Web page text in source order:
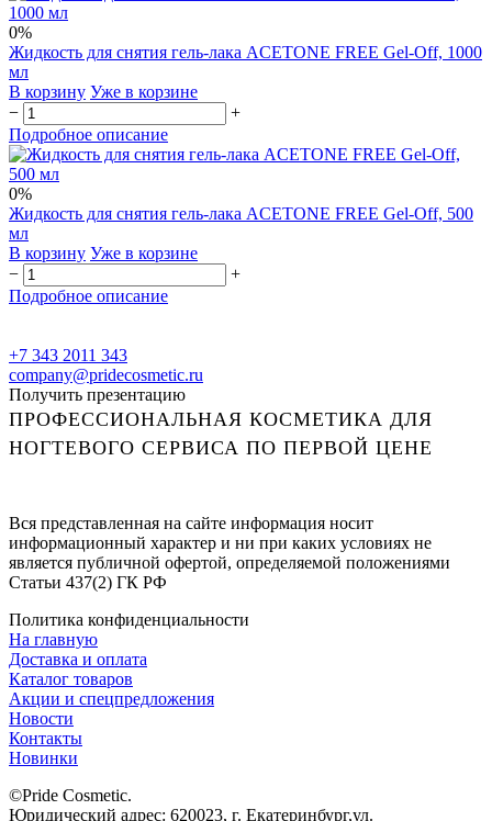
0%
Жидкость для снятия гель-лака ACETONE FREE Gel-Off, 1000
мл
В корзину Уже в корзине
−
+
Подробное описание
0%
Жидкость для снятия гель-лака ACETONE FREE Gel-Off, 500
мл
В корзину Уже в корзине
−
+
Подробное описание
+7 343 2011 343
company@pridecosmetic.ru
Получить презентацию
ПРОФЕССИОНАЛЬНАЯ КОСМЕТИКА ДЛЯ
НОГТЕВОГО СЕРВИСА ПО ПЕРВОЙ ЦЕНЕ
Вся представленная на сайте информация носит
информационный характер и ни при каких условиях не
является публичной офертой, определяемой положениями
Статьи 437(2) ГК РФ
Политика конфиденциальности
На главную
Доставка и оплата
Каталог товаров
Акции и спецпредложения
Новости
Контакты
Новинки
©Pride Cosmetic.
Юридический адрес: 620023, г. Екатеринбург,ул.